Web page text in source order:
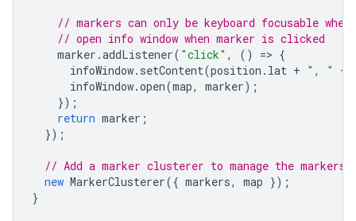
// markers can only be keyboard focusable
// open info window when marker is clicked
marker .addListener( "click" , () => {
infoWindow. setContent(position . lat + ", " +
infoWindow.open(map, marker);
});
return marker ;
});
// Add a marker clusterer to manage the markers.
new MarkerClusterer({ markers, map });
}